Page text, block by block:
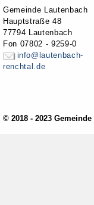
Gemeinde Lautenbach
Hauptstraße 48
77794 Lautenbach
Fon 07802 - 9259-0
info@lautenbach-
renchtal.de
© 2018 - 2023